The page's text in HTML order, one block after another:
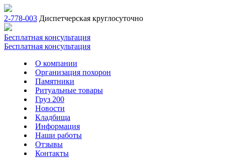
2-778-003 Диспетчерская круглосуточно
Бесплатная консультация
Бесплатная консультация
О компании
Организация похорон
Памятники
Ритуальные товары
Груз 200
Новости
Кладбища
Информация
Наши работы
Отзывы
Контакты